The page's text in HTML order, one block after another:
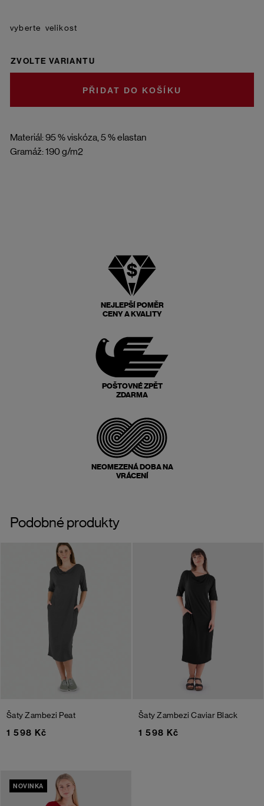
Materiál: 95 % viskóza, 5 % elastan
Gramáž: 190 g/m2
velikost
ZVOLTE VARIANTU
DO KOŠÍKU
NEJLEPŠÍ POMĚR
CENY A KVALITY
POŠTOVNÉ ZPĚT
ZDARMA
NEOMEZENÁ DOBA NA
VRÁCENÍ
Podobné produkty
Šaty Zambezi Peat
1 598 Kč
Šaty ZambeziCaviar Black
1 598 Kč
NOVINKA